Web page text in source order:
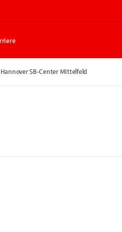
SB-Center Mittelfeld